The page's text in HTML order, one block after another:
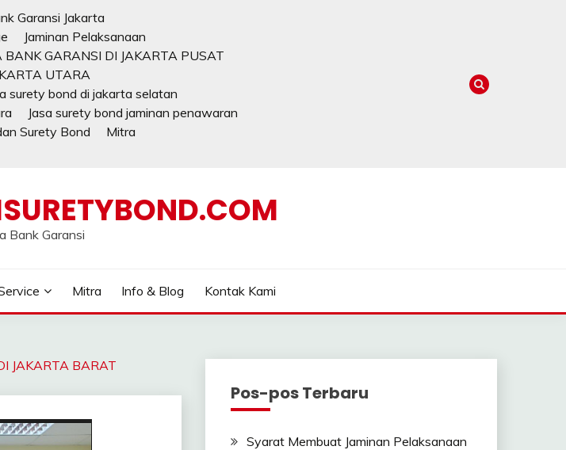
Garansi Jakarta
Jaminan Pelaksanaan
BANK GARANSI DI JAKARTA PUSAT
UTARA
surety bond di jakarta selatan
Jasa surety bond jaminan penawaran
Surety Bond
Mitra
Bank Garansi
Mitra Info & Blog Kontak Kami
JAKARTA BARAT
Pos-pos Terbaru
Syarat Membuat Jaminan Pelaksanaan